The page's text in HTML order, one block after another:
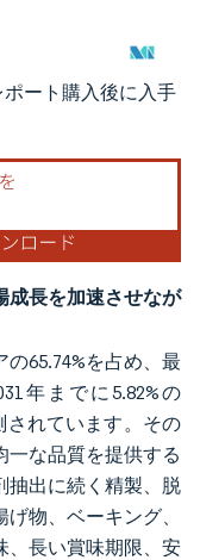
の表示が必要です。
ート購入後に入手
成長を加速させなが
65.74%を占め、最
年までに5.82%の
されています。その
一な品質を提供する
抽出に続く精製、脱
物、ベーキング、
、長い賞味期限、安